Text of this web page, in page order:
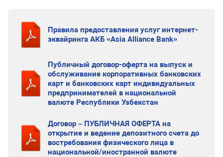
Правила предоставления услуг интернет-
эквайринга АКБ «Asia Alliance Bank»
Публичный договор-оферта на выпуск и
обслуживание корпоративных банковских
карт и банковских карт индивидуальных
предпринимателей в национальной
валюте Республики Узбекстан
Договор – ПУБЛИЧНАЯ ОФЕРТА на
открытие и ведение депозитного счета до
востребования физического лица в
национальной/иностранной валюте